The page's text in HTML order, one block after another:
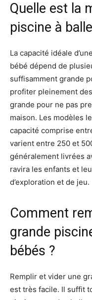
Quelle est la
piscine à
La capacité idéale
bébé dépend de
suffisamment grande
profiter pleinement
grande pour ne pas
maison. Les modèles
capacité comprise
varient entre 250 et
généralement livrées
ravira les enfants et
d’exploration et de jeu.
Comment
grande
bébés ?
Remplir et vider une
est très facile. Il suffit